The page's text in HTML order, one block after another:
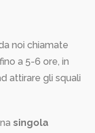
noi chiamate
a 5-6 ore, in
attirare gli squali
singola